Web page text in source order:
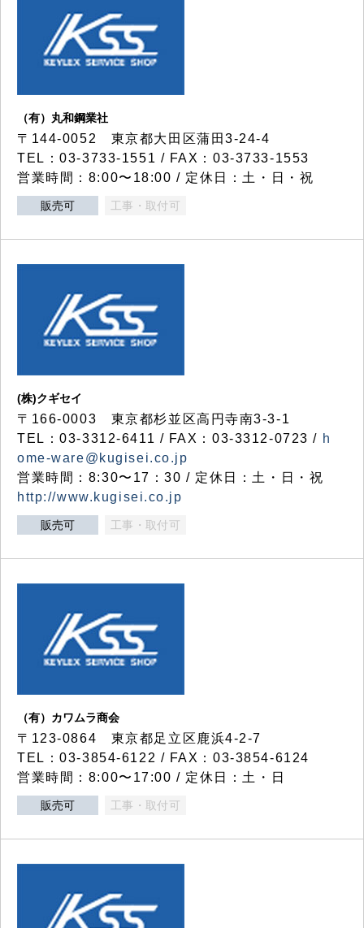
（有）丸和鋼業社
〒144-0052 東京都大田区蒲田3-24-4
TEL：03-3733-1551 / FAX：03-3733-1553
営業時間：8:00〜18:00 / 定休日：土・日・祝
販売可 工事・取付可
(株)クギセイ
〒166-0003 東京都杉並区高円寺南3-3-1
TEL：03-3312-6411 / FAX：03-3312-0723 / h
ome-ware@kugisei.co.jp
営業時間：8:30〜17：30 / 定休日：土・日・祝
http://www.kugisei.co.jp
販売可 工事・取付可
（有）カワムラ商会
〒123-0864 東京都足立区鹿浜4-2-7
TEL：03-3854-6122 / FAX：03-3854-6124
営業時間：8:00〜17:00 / 定休日：土・日
販売可 工事・取付可